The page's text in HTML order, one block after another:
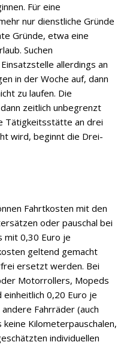
Für eine
nur dienstliche Gründe
Gründe, etwa eine
Suchen
allerdings an
in der Woche auf, dann
zu laufen. Die
zeitlich unbegrenzt
Tätigkeitsstätte an drei
wird, beginnt die Drei­
Fahrtkosten mit den
oder pauschal bei
mit 0,30 Euro je
geltend gemacht
ersetzt werden. Bei
Motorrollers, Mopeds
0,20 Euro je
Fahrräder (auch
Kilometerpauschalen,
individuellen